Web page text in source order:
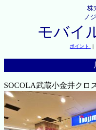
株
ノ
モバイ
ポイント ｜
SOCOLA武蔵小金井クロ